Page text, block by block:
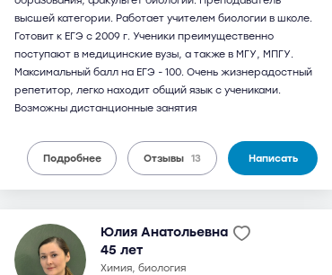
высшей категории. Работает учителем биологии в школе.
Готовит к ЕГЭ с 2009 г. Ученики преимущественно
поступают в медицинские вузы, а также в МГУ, МПГУ.
Максимальный балл на ЕГЭ - 100. Очень жизнерадостный
репетитор, легко находит общий язык с учениками.
Возможны дистанционные занятия
Подробнее Отзывы 13 Написать
Юлия Анатольевна
45 лет
химия, биология